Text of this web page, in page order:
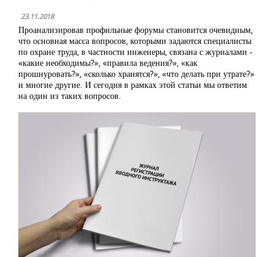
23.11.2018
Проанализировав профильные форумы становится очевидным,
что основная масса вопросов, которыми задаются специалисты
по охране труда, в частности инженеры, связана с журналами -
«какие необходимы?», «правила ведения?», «как
прошнуровать?», «сколько хранятся?», «что делать при утрате?»
и многие другие. И сегодня в рамках этой статьи мы ответим
на один из таких вопросов.